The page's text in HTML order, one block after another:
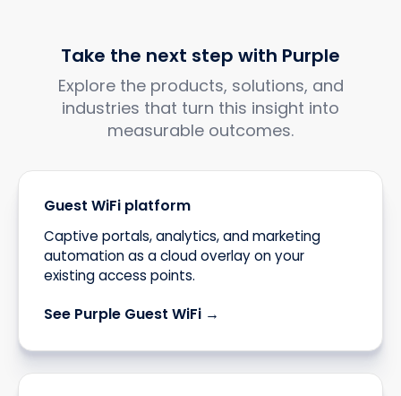
Take the next step with Purple
Explore the products, solutions, and
industries that turn this insight into
measurable outcomes.
Guest WiFi platform
Captive portals, analytics, and marketing
automation as a cloud overlay on your
existing access points.
See Purple Guest WiFi →